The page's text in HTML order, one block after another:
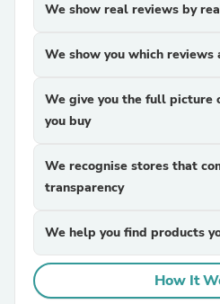
We show real reviews by
We show you which reviews
We give you the full picture
you buy
We recognise stores that
transparency
We help you find products
How It